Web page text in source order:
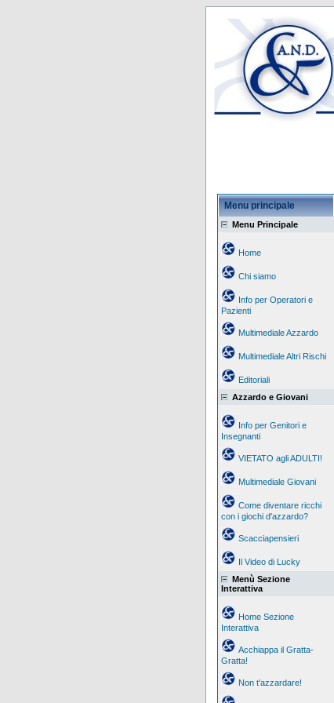
Menu principale
Menu Principale
Home
Chi siamo
Info per Operatori e
Pazienti
Multimediale Azzardo
Multimediale Altri Rischi
Editoriali
Azzardo e Giovani
Info per Genitori e
Insegnanti
VIETATO agli ADULTI!
Multimediale Giovani
Come diventare ricchi
con i giochi d'azzardo?
Scacciapensieri
Il Video di Lucky
Menù Sezione
Interattiva
Home Sezione
Interattiva
Acchiappa il Gratta-
Gratta!
Non t'azzardare!